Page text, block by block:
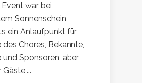
Event war bei
Sonnenschein
ein Anlaufpunkt für
des Chores, Bekannte,
und Sponsoren, aber